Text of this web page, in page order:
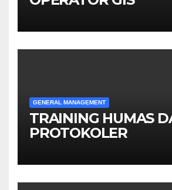
GENERAL MANAGEMENT
TRAINING HUMAS
PROTOKOLER